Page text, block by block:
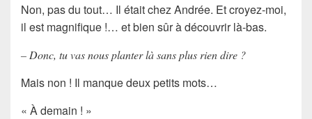
Non, pas du tout… Il était chez Andrée. Et croyez-moi,
il est magnifique !… et bien sûr à découvrir là-bas.
– Donc, tu vas nous planter là sans plus rien dire ?
Mais non ! Il manque deux petits mots…
« À demain ! »